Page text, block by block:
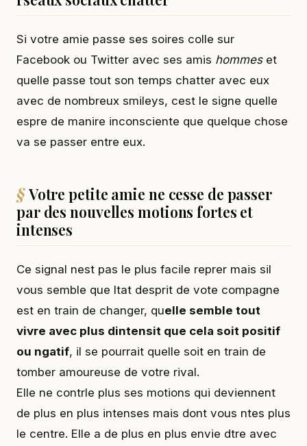
Si votre amie passe ses soires colle sur
Facebook ou Twitter avec ses amis hommeset
quelle passe tout son temps chatter avec eux
avec de nombreux smileys, cest le signe quelle
espre de manire inconsciente que quelque chose
va se passer entre eux.
Votre petite amie ne cesse de passer
par des nouvelles motions fortes et
intenses
Ce signal nest pas le plus facile reprer mais sil
vous semble que ltat desprit de vote compagne
est en train de changer, quelle semble tout
vivre avec plus dintensit que cela soit positif
ou ngatif, il se pourrait quelle soit en train de
tomber amoureuse de votre rival.
Elle ne contrle plus ses motions qui deviennent
de plus en plus intenses mais dont vous ntes plus
le centre. Elle a de plus en plus envie dtre avec